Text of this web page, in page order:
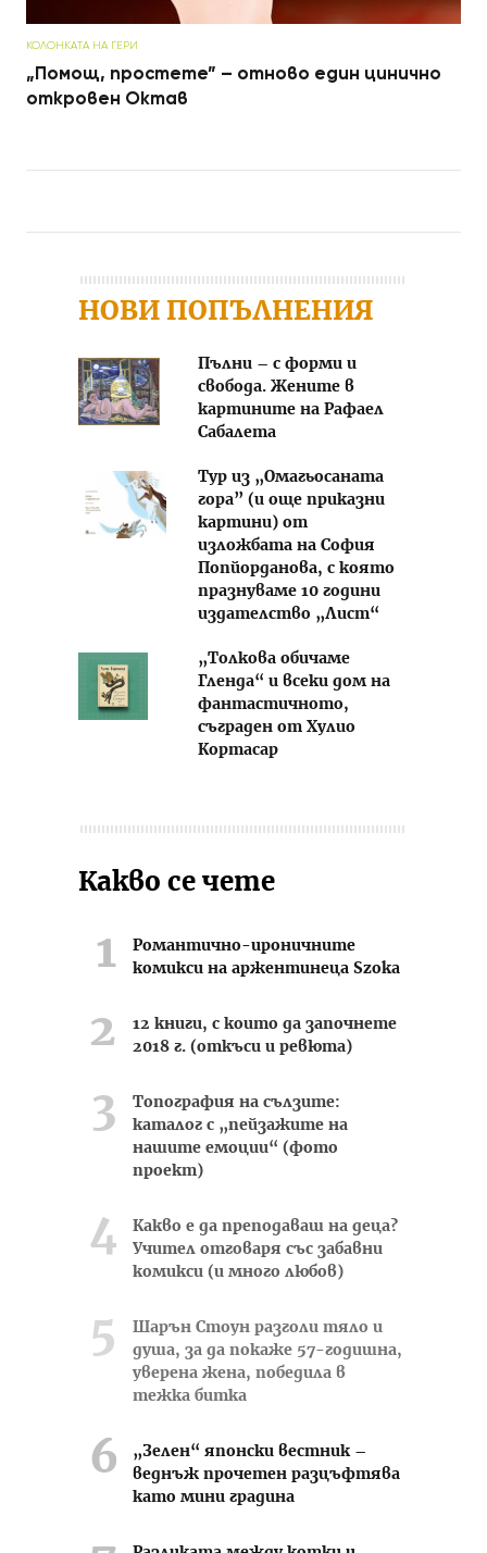
КОЛОНКАТА НА ГЕРИ
„Помощ, простете” – отново един цинично
откровен Октав
НОВИ ПОПЪЛНЕНИЯ
Пълни – с форми и
свобода. Жените в
картините на Рафаел
Сабалета
Тур из „Омагьосаната
гора” (и още приказни
картини) от
изложбата на София
Попйорданова, с която
празнуваме 10 години
издателство „Лист“
„Толкова обичаме
Гленда“ и всеки дом на
фантастичното,
съграден от Хулио
Кортасар
Какво се чете
Романтично-ироничните
комикси на аржентинеца Szoka
12 книги, с които да започнете
2018 г. (откъси и ревюта)
Топография на сълзите:
каталог с „пейзажите на
нашите емоции“ (фото
проект)
Какво е да преподаваш на деца?
Учител отговаря със забавни
комикси (и много любов)
Шарън Стоун разголи тяло и
душа, за да покаже 57-годишна,
уверена жена, победила в
тежка битка
„Зелен“ японски вестник –
веднъж прочетен разцъфтява
като мини градина